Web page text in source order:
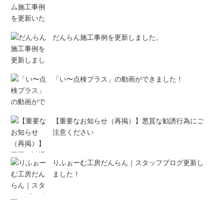
だんらん施工事例を更新しました。
「い〜点検プラス」の動画ができました！
【重要なお知らせ（再掲）】悪質な勧誘行為にご
注意ください
りふぉーむ工房だんらん｜スタッフブログ更新し
ました！